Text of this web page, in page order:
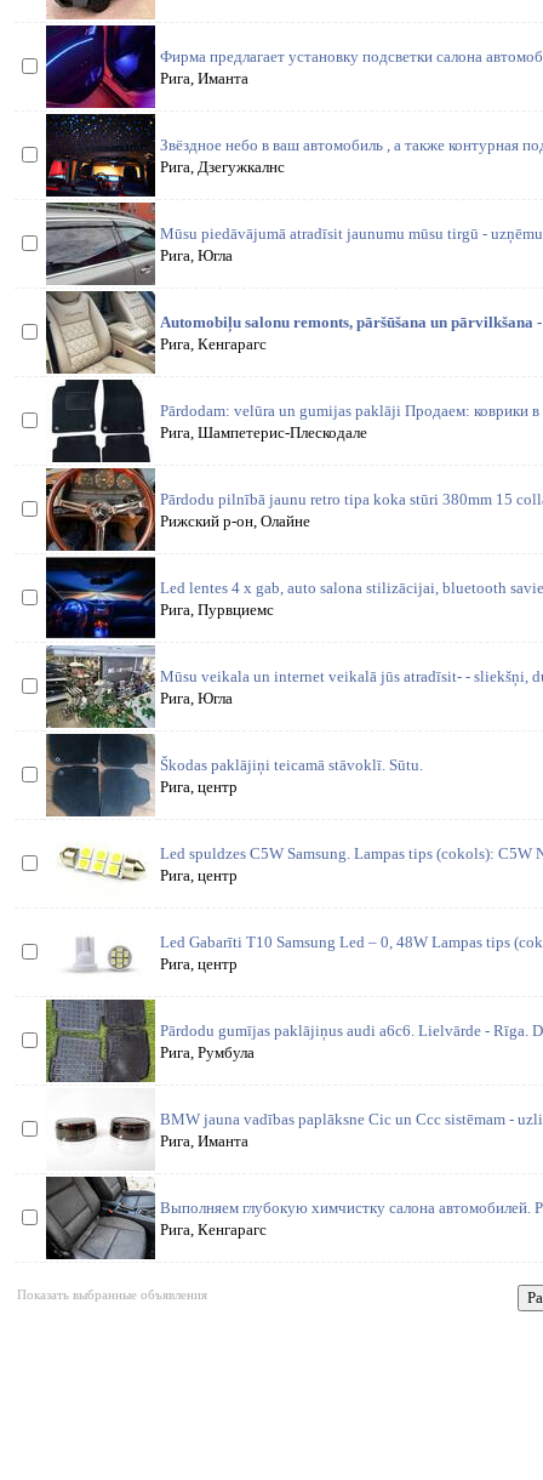
Фирма предлагает установку подсветки салона
Рига, Иманта
Звёздное небо в ваш автомобиль , а также контурная
Рига, Дзегужкалнс
Mūsu piedāvājumā atradīsit jaunumu mūsu tirgū -
Рига, Югла
Automobiļu salonu remonts, pāršūšana un pārvilkšana
Рига, Кенгарагс
Pārdodam: velūra un gumijas paklāji Продаем: коврики
Рига, Шампетерис-Плескодале
Pārdodu pilnībā jaunu retro tipa koka stūri 380mm 15
Рижский р-он, Олайне
Led lentes 4 x gab, auto salona stilizācijai, bluetooth
Рига, Пурвциемс
Mūsu veikala un internet veikalā jūs atradīsit- - sliekšņi,
Рига, Югла
Škodas paklājiņi teicamā stāvoklī. Sūtu.
Рига, центр
Led spuldzes C5W Samsung. Lampas tips (cokols): C5W
Рига, центр
Led Gabarīti T10 Samsung Led – 0, 48W Lampas tips
Рига, центр
Pārdodu gumījas paklājiņus audi a6c6. Lielvārde - Rīga.
Рига, Румбула
BMW jauna vadības paplāksne Cic un Ccc sistēmam -
Рига, Иманта
Выполняем глубокую химчистку салона автомобилей.
Рига, Кенгарагс
Показать выбранные объявления